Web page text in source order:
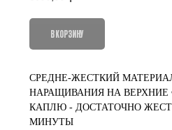
В КОРЗИНУ
СРЕДНЕ-ЖЕСТКИЙ
НАРАЩИВАНИЯ НА
КАПЛЮ - ДОСТАТОЧНО
МИНУТЫ